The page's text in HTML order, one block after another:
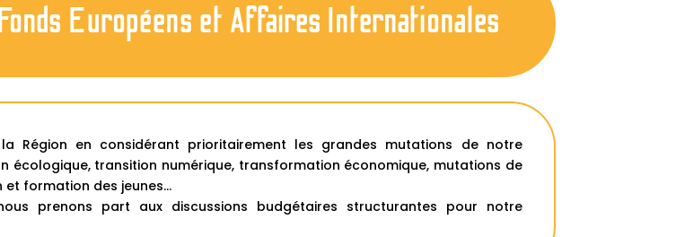
Européens et Affaires Internationales
la Région en considérant prioritairement les grandes mutations de notre
écologique, transition numérique, transformation économique, mutations de
et formation des jeunes…
prenons part aux discussions budgétaires structurantes pour notre